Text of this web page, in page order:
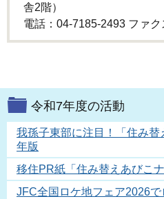
舎2階）
電話：04-7185-2493 ファ
令和7年度の活動
我孫子東部に注目！「住み
年版
移住PR紙「住み替えあびこ
JFC全国ロケ地フェア2026